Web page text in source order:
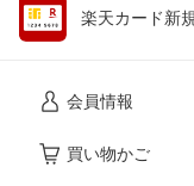
楽天カード新
会員情報
買い物かご